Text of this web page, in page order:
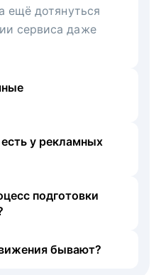
ещё дотянуться
сервиса даже
у рекламных
подготовки
бывают?